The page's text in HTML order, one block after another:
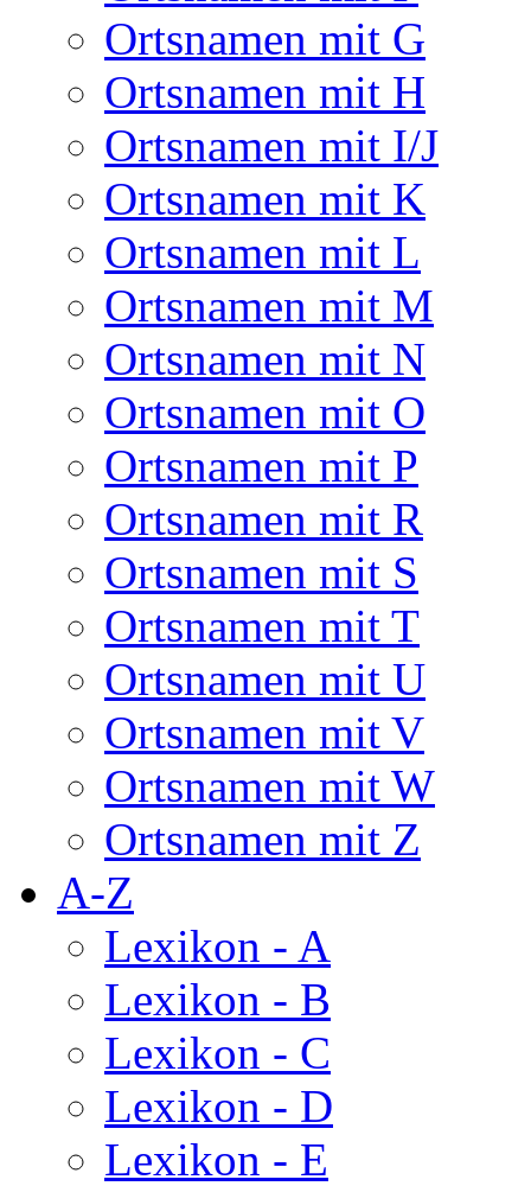
Ortsnamen mit G
Ortsnamen mit H
Ortsnamen mit I/J
Ortsnamen mit K
Ortsnamen mit L
Ortsnamen mit M
Ortsnamen mit N
Ortsnamen mit O
Ortsnamen mit P
Ortsnamen mit R
Ortsnamen mit S
Ortsnamen mit T
Ortsnamen mit U
Ortsnamen mit V
Ortsnamen mit W
Ortsnamen mit Z
A-Z
Lexikon - A
Lexikon - B
Lexikon - C
Lexikon - D
Lexikon - E